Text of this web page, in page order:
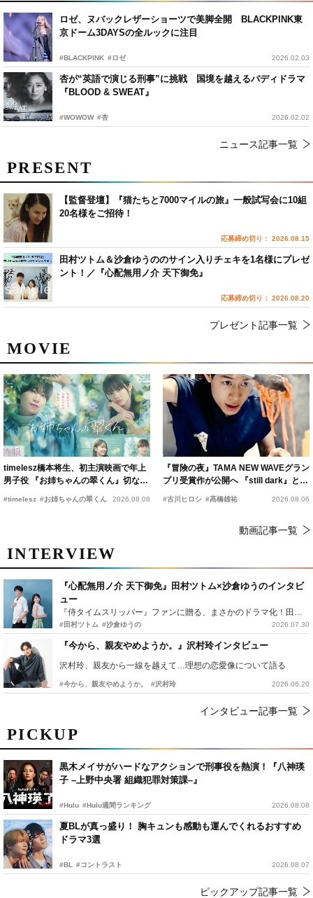
ロゼ、ヌバックレザーショーツで美脚全開 BLACKPINK東
京ドーム3DAYSの全ルックに注目
#BLACKPINK #ロゼ 2026.02.03
杏が“英語で演じる刑事”に挑戦 国境を越えるバディドラマ
『BLOOD & SWEAT』
#WOWOW #杏 2026.02.02
ニュース記事一覧
PICKUP
黒木メイサがハードなアクションで刑事役を熱演！『八神瑛
子 –上野中央署 組織犯罪対策課–』
#Hulu #Hulu週間ランキング 2026.08.08
夏BLが真っ盛り！ 胸キュンも感動も運んでくれるおすすめ
ドラマ3選
#BL #コントラスト 2026.08.07
ピックアップ記事一覧
MOVIE
timelesz橋本将生、初主演映画で年上
男子役 『お姉ちゃんの翠くん』切ない
恋の幕開けを予感
#timelesz #お姉ちゃんの翠くん 2026.08.08
『冒険の夜』TAMA NEW WAVEグラン
プリ受賞作が公開へ 『still dark』と同
時上映決定
#古川ヒロシ #髙橋雄祐 2026.08.06
動画記事一覧
INTERVIEW
『心配無用ノ介 天下御免』田村ツトム×沙倉ゆうのインタビ
ュー
『侍タイムスリッパー』ファンに贈る、まさかのドラマ化！田村ツトム×沙倉ゆうのが語る『心配無用ノ介』撮影秘話
#田村ツトム #沙倉ゆうの 2026.07.30
『今から、親友やめようか。』沢村玲インタビュー
沢村玲、親友から一線を越えて…理想の恋愛像について語る
#今から、親友やめようか。 #沢村玲 2026.06.20
インタビュー記事一覧
PRESENT
【監督登壇】『猫たちと7000マイルの旅』一般試写会に10組
20名様をご招待！
応募締め切り： 2026.08.15
田村ツトム＆沙倉ゆうののサイン入りチェキを1名様にプレゼ
ント！／『心配無用ノ介 天下御免』
応募締め切り： 2026.08.20
プレゼント記事一覧